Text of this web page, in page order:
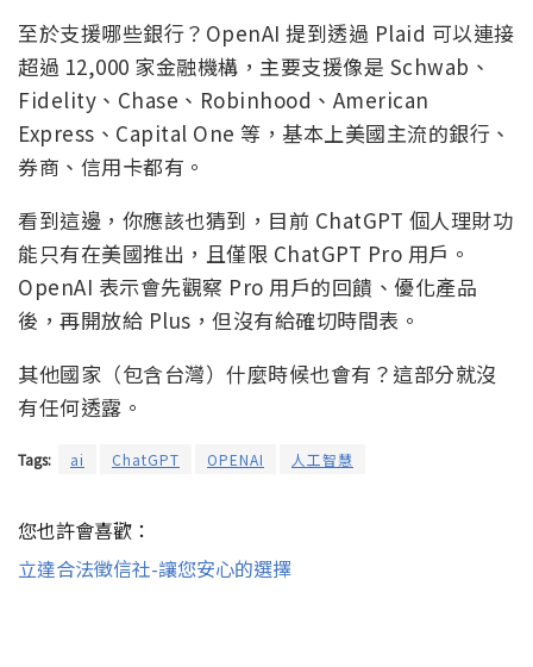
至於支援哪些銀行？OpenAI 提到透過 Plaid 可以連接
超過 12,000 家金融機構，主要支援像是 Schwab、
Fidelity、Chase、Robinhood、American
Express、Capital One 等，基本上美國主流的銀行、
券商、信用卡都有。
看到這邊，你應該也猜到，目前 ChatGPT 個人理財功
能只有在美國推出，且僅限 ChatGPT Pro 用戶。
OpenAI 表示會先觀察 Pro 用戶的回饋、優化產品
後，再開放給 Plus，但沒有給確切時間表。
其他國家（包含台灣）什麼時候也會有？這部分就沒
有任何透露。
Tags: ai ChatGPT OPENAI 人工智慧
您也許會喜歡：
立達合法徵信社-讓您安心的選擇